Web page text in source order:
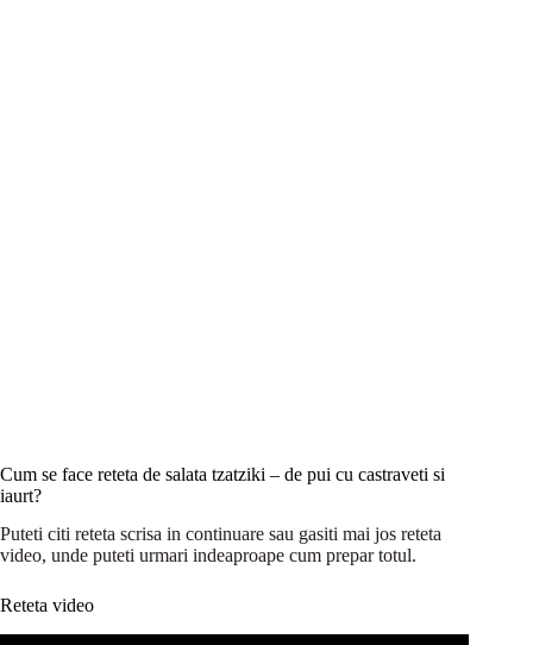
Cum se face reteta de salata tzatziki – de pui cu castraveti si
iaurt?
Puteti citi reteta scrisa in continuare sau gasiti mai jos reteta
video, unde puteti urmari indeaproape cum prepar totul.
Reteta video